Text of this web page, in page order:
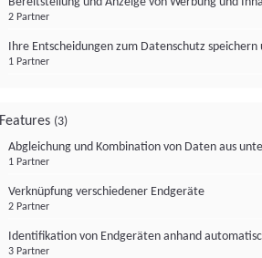
2 Partner
Ihre Entscheidungen zum Datenschutz
1 Partner
Features (3)
Abgleichung und Kombination von Daten aus
1 Partner
Verknüpfung verschiedener Endgeräte
2 Partner
Identifikation von Endgeräten anhand
3 Partner